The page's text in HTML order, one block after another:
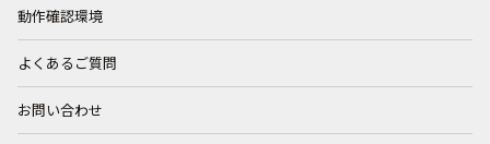
動作確認環境
よくあるご質問
お問い合わせ